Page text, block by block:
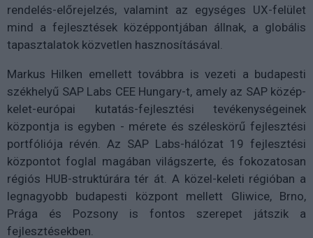
rendelés-előrejelzés, valamint az egységes UX-felület
mind a fejlesztések középpontjában állnak, a globális
tapasztalatok közvetlen hasznosításával.
Markus Hilken emellett továbbra is vezeti a budapesti
székhelyű SAP Labs CEE Hungary-t, amely az SAP közép-
kelet-európai kutatás-fejlesztési tevékenységeinek
központja is egyben - mérete és széleskörű fejlesztési
portfóliója révén. Az SAP Labs-hálózat 19 fejlesztési
központot foglal magában világszerte, és fokozatosan
régiós HUB-struktúrára tér át. A közel-keleti régióban a
legnagyobb budapesti központ mellett Gliwice, Brno,
Prága és Pozsony is fontos szerepet játszik a
fejlesztésekben.